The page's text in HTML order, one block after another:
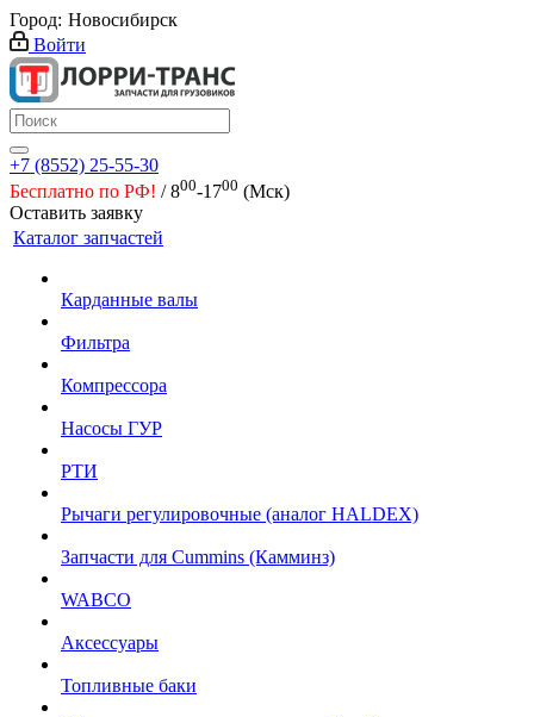
Город: Новосибирск
Войти
+7 (8552) 25-55-30
Бесплатно по РФ! / 800-1700 (Мск)
Оставить заявку
Каталог запчастей
Карданные валы
Фильтра
Компрессора
Насосы ГУР
РТИ
Рычаги регулировочные (аналог HALDEX)
Запчасти для Cummins (Камминз)
WABCO
Аксессуары
Топливные баки